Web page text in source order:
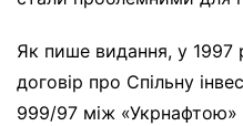
Як пише видання, у 1997
договір про Спільну
999/97 між